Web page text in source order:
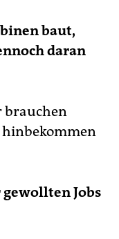
baut,
daran
brauchen
hinbekommen
Jobs